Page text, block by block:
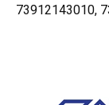
73912143010,